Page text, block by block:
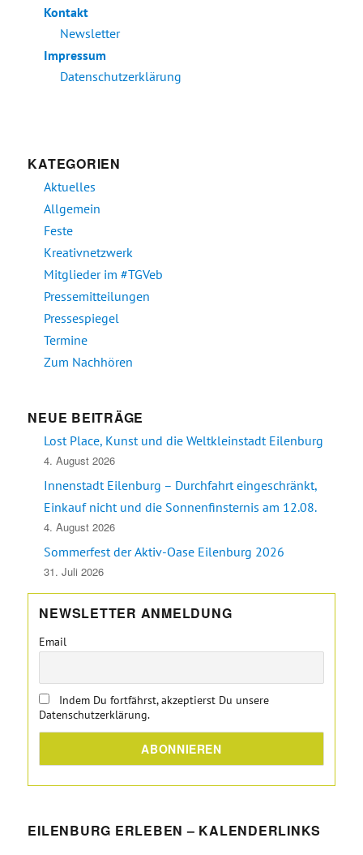
Kontakt
Newsletter
Impressum
Datenschutzerklärung
KATEGORIEN
Aktuelles
Allgemein
Feste
Kreativnetzwerk
Mitglieder im #TGVeb
Pressemitteilungen
Pressespiegel
Termine
Zum Nachhören
NEUE BEITRÄGE
Lost Place, Kunst und die Weltkleinstadt Eilenburg
4. August 2026
Innenstadt Eilenburg – Durchfahrt eingeschränkt,
Einkauf nicht und die Sonnenfinsternis am 12.08.
4. August 2026
Sommerfest der Aktiv-Oase Eilenburg 2026
31. Juli 2026
NEWSLETTER ANMELDUNG
Email
Indem Du fortfährst, akzeptierst Du unsere
Datenschutzerklärung.
EILENBURG ERLEBEN – KALENDERLINKS